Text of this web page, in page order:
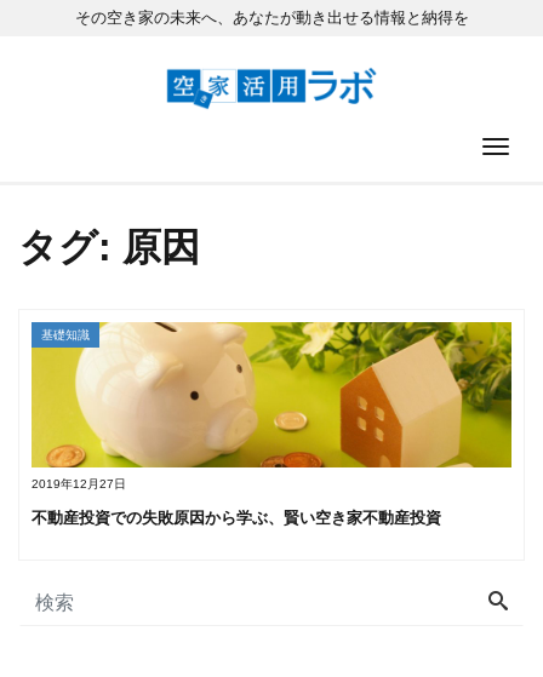
その空き家の未来へ、あなたが動き出せる情報と納得を
ナビ
タグ: 原因
2019年12月27日
基礎知識
不動産投資での失敗原因から学ぶ、賢い空き家不動産投資